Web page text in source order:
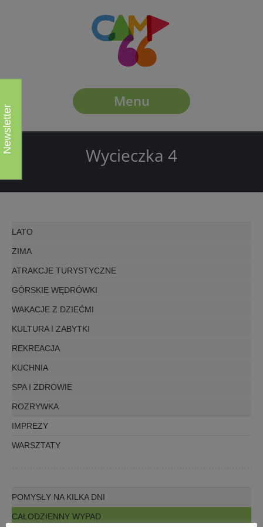
Menu
Wycieczka 4
LATO
ZIMA
ATRAKCJE TURYSTYCZNE
GÓRSKIE WĘDRÓWKI
WAKACJE Z DZIEĆMI
KULTURA I ZABYTKI
REKREACJA
KUCHNIA
SPA I ZDROWIE
ROZRYWKA
IMPREZY
WARSZTATY
POMYSŁY NA KILKA DNI
CAŁODZIENNY WYPAD
Newsletter